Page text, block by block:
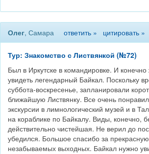
Олег, Самара ответить » цитировать »
Тур: Знакомство с Листвянкой (№72)
Был в Иркутске в командировке. И
увидеть легендарный Байкал. Поскольку
суббота-воскресенье, запланировали
ближайшую Листвянку. Все очень
экскурсии в лимнологический музей и в
на кораблике по Байкалу. Виды, конечно,
действительно чистейшая. Не верил до
убедился. Большое спасибо за
незабываемых выходных. Байкал нужно